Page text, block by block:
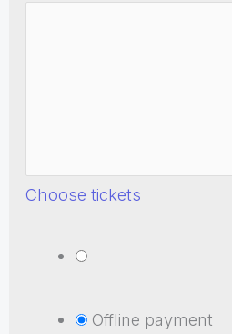
Choose tickets
Offline payment